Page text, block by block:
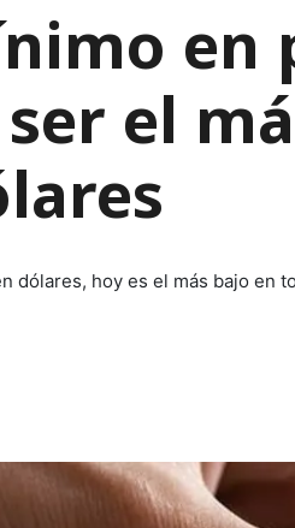
en
el
dólares, hoy es el más bajo en